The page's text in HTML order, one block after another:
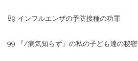
89 インフルエンザの予防接種の功罪
99 『/病気知らず』の私の子ども達の秘密